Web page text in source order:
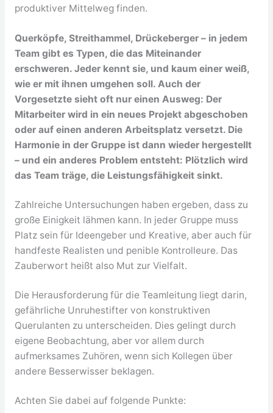
produktiver Mittelweg finden.
Querköpfe, Streithammel, Drückeberger – in jedem
Team gibt es Typen, die das Miteinander
erschweren. Jeder kennt sie, und kaum einer weiß,
wie er mit ihnen umgehen soll. Auch der
Vorgesetzte sieht oft nur einen Ausweg: Der
Mitarbeiter wird in ein neues Projekt abgeschoben
oder auf einen anderen Arbeitsplatz versetzt. Die
Harmonie in der Gruppe ist dann wieder hergestellt
– und ein anderes Problem entsteht: Plötzlich wird
das Team träge, die Leistungsfähigkeit sinkt.
Zahlreiche Untersuchungen haben ergeben, dass zu
große Einigkeit lähmen kann. In jeder Gruppe muss
Platz sein für Ideengeber und Kreative, aber auch für
handfeste Realisten und penible Kontrolleure. Das
Zauberwort heißt also Mut zur Vielfalt.
Die Herausforderung für die Teamleitung liegt darin,
gefährliche Unruhestifter von konstruktiven
Querulanten zu unterscheiden. Dies gelingt durch
eigene Beobachtung, aber vor allem durch
aufmerksames Zuhören, wenn sich Kollegen über
andere Besserwisser beklagen.
Achten Sie dabei auf folgende Punkte: